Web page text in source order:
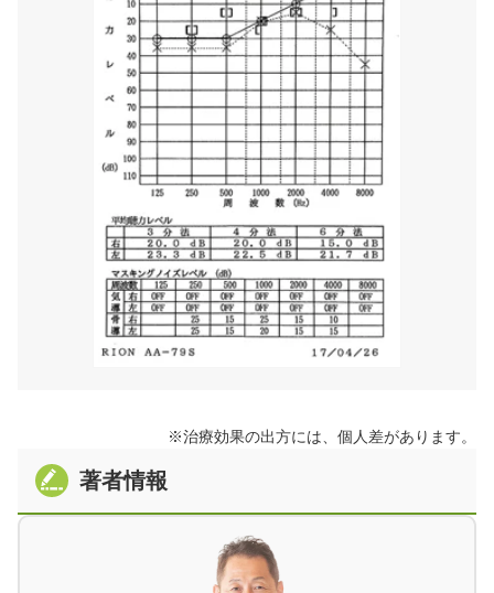
※治療効果の出方には、個人差があります。
著者情報